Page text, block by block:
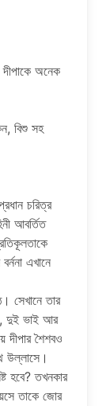
অনেক
বিশু সহ
চরিত্র
আবর্তিত
এখানে
সেখানে তার
দুই ভাই আর
দীপার শৈশবও
উল্লাসে।
হবে? তখনকার
তাকে জোর